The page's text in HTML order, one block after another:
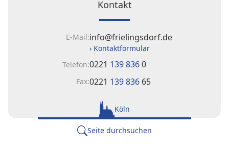
Kontakt
E-Mail:info@frielingsdorf.de
› Kontaktformular
Telefon:0221 139 8360
Fax:0221 139 836 65
Köln
Seite durchsuchen